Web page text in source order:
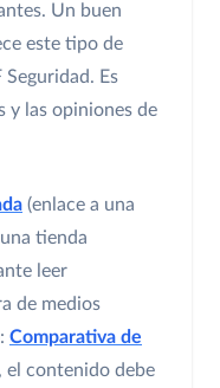
Un buen
este tipo de
Es
y las opiniones de
(enlace a una
tienda
leer
de medios
Comparativa de
el contenido debe